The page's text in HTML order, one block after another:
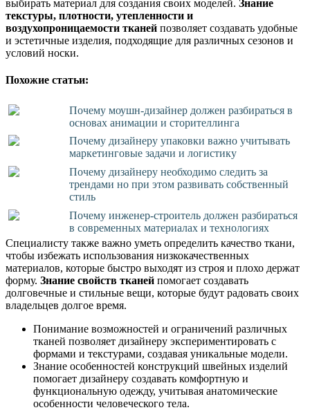
выбирать материал для создания своих моделей. Знание
текстуры, плотности, утепленности и
воздухопроницаемости тканей позволяет создавать удобные
и эстетичные изделия, подходящие для различных сезонов и
условий носки.
Похожие статьи:
Почему моушн-дизайнер должен разбираться в
основах анимации и сторителлинга
Почему дизайнеру упаковки важно учитывать
маркетинговые задачи и логистику
Почему дизайнеру необходимо следить за
трендами но при этом развивать собственный
стиль
Почему инженер-строитель должен разбираться
в современных материалах и технологиях
Специалисту также важно уметь определить качество ткани,
чтобы избежать использования низкокачественных
материалов, которые быстро выходят из строя и плохо держат
форму. Знание свойств тканей помогает создавать
долговечные и стильные вещи, которые будут радовать своих
владельцев долгое время.
Понимание возможностей и ограничений различных
тканей позволяет дизайнеру экспериментировать с
формами и текстурами, создавая уникальные модели.
Знание особенностей конструкций швейных изделий
помогает дизайнеру создавать комфортную и
функциональную одежду, учитывая анатомические
особенности человеческого тела.